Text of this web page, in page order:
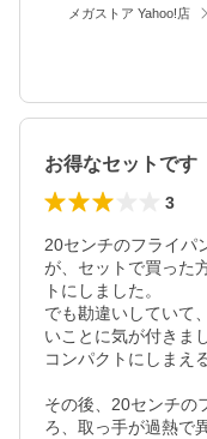
メガストア Yahoo!店
お得なセットです
3
20センチのフライパ
が、セットで買った
トにしました。
でも勘違いしていて
いことに気が付きま
コンパクトにしまえ
その後、20センチの
ろ、取っ手が過熱で